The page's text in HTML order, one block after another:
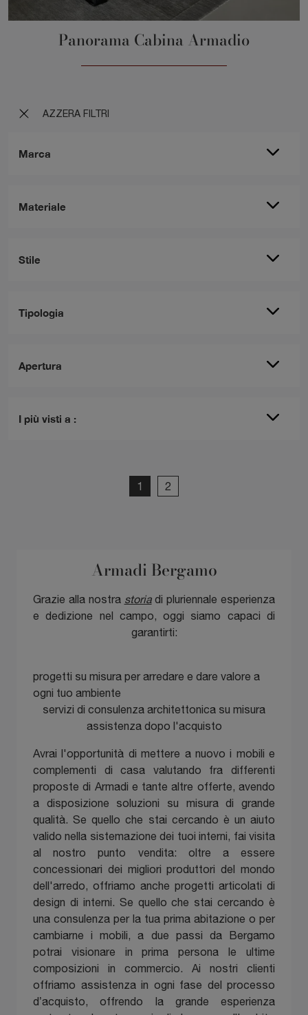
AZZERA FILTRI
Marca
Materiale
Stile
Tipologia
Apertura
I più visti a :
Panorama Cabina Armadio
1 2
Armadi Bergamo
Grazie alla nostra storiadi pluriennale esperienza
e dedizione nel campo, oggi siamo capaci di
garantirti:
progetti su misura per arredare e dare valore a
ogni tuo ambiente
servizi di consulenza architettonica su misura
assistenza dopo l'acquisto
Avrai l'opportunità di mettere a nuovo i mobili e
complementi di casa valutando fra differenti
proposte di Armadi e tante altre offerte, avendo
a disposizione soluzioni su misura di grande
qualità. Se quello che stai cercando è un aiuto
valido nella sistemazione dei tuoi interni, fai visita
al nostro punto vendita: oltre a essere
concessionari dei migliori produttori del mondo
dell'arredo, offriamo anche progetti articolati di
design di interni. Se quello che stai cercando è
una consulenza per la tua prima abitazione o per
cambiarne i mobili, a due passi da Bergamo
potrai visionare in prima persona le ultime
composizioni in commercio. Ai nostri clienti
offriamo assistenza in ogni fase del processo
d’acquisto, offrendo la grande esperienza